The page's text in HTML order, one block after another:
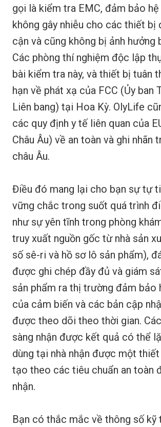
gọi là kiểm tra EMC, đảm bảo
không gây nhiễu cho các thiết bị
cận và cũng không bị ảnh hưởng
Các phòng thí nghiệm độc lập
bài kiểm tra này, và thiết bị tuân
hạn về phát xạ của FCC (Ủy ban
Liên bang) tại Hoa Kỳ. OlyLife
các quy định y tế liên quan của
Châu Âu) về an toàn và ghi nhãn
châu Âu.
Điều đó mang lại cho bạn sự tự
vững chắc trong suốt quá trình
như sự yên tĩnh trong phòng
truy xuất nguồn gốc từ nhà sản
số sê-ri và hồ sơ lô sản phẩm),
được ghi chép đầy đủ và giám
sản phẩm ra thị trường đảm bảo
của cảm biến và các bản cập
được theo dõi theo thời gian.
sàng nhận được kết quả có thể
dùng tại nhà nhận được một
tạo theo các tiêu chuẩn an toàn
nhận.
Bạn có thắc mắc về thông số kỹ